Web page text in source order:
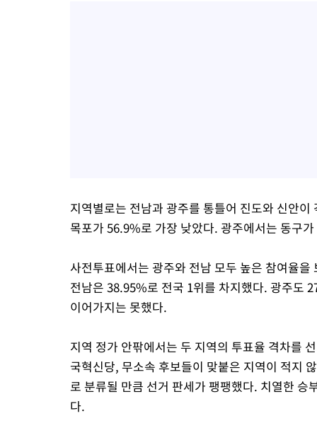
지역별로는 전남과 광주를 통틀어 진도와 신안
목포가 56.9%로 가장 낮았다. 광주에서는 동구
사전투표에서는 광주와 전남 모두 높은 참여율
전남은 38.95%로 전국 1위를 차지했다. 광주도
이어가지는 못했다.
지역 정가 안팎에서는 두 지역의 투표율 격차를
국혁신당, 무소속 후보들이 맞붙은 지역이 적지
로 분류될 만큼 선거 판세가 팽팽했다. 치열한
다.